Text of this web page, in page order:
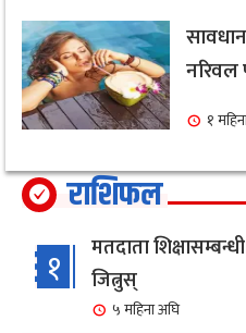
नरिवल
१
राशिफल
१
मतदाता
जित्नुस्
५ महिना अघि